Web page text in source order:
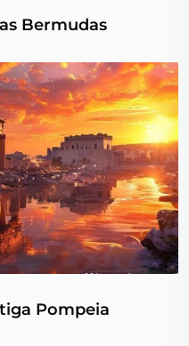
Bermudas
Pompeia